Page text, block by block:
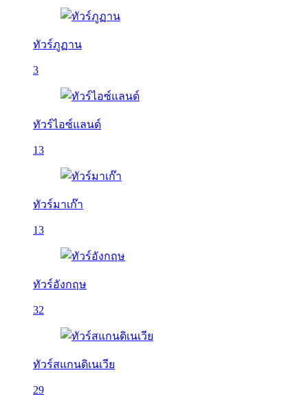
ทัวร์ภูฏาน
3
ทัวร์ไอซ์แลนด์
13
ทัวร์มาเก๊า
13
ทัวร์อังกฤษ
32
ทัวร์สแกนดิเนเวีย
29